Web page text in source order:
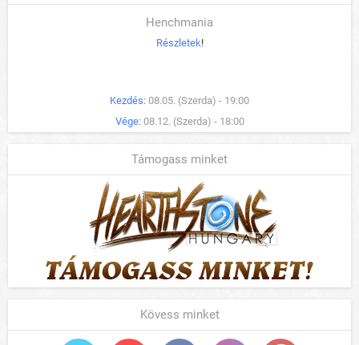
Henchmania
Részletek!
Kezdés: 08.05. (Szerda) - 19:00
Vége: 08.12. (Szerda) - 18:00
Támogass minket
Kövess minket